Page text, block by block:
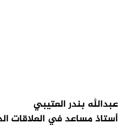
عبدالله بندر العتيبي
أستاذ مساعد في العلاقات